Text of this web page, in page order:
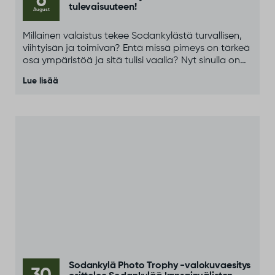
August
tulevaisuuteen!
Millainen valaistus tekee Sodankylästä turvallisen,
viihtyisän ja toimivan? Entä missä pimeys on tärkeä
osa ympäristöä ja sitä tulisi vaalia? Nyt sinulla on
siihen, miten valaistusta ja pimeyttä huomioidaan
Lue lisää
Sodankylä Photo Trophy -valokuvaesitys